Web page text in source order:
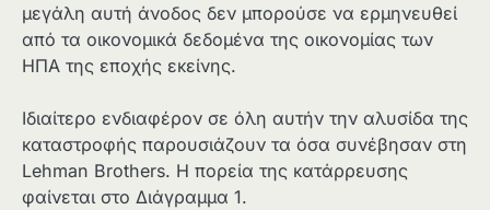
μεγάλη αυτή άνοδος δεν μπορούσε να ερμηνευθεί
από τα οικονομικά δεδομένα της οικονομίας των
ΗΠΑ της εποχής εκείνης.
Ιδιαίτερο ενδιαφέρον σε όλη αυτήν την αλυσίδα της
καταστροφής παρουσιάζουν τα όσα συνέβησαν στη
Lehman Βrothers. Η πορεία της κατάρρευσης
φαίνεται στο Διάγραμμα 1.